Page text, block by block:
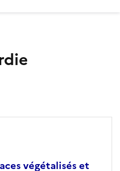
végétalisés et